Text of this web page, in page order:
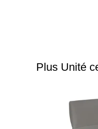
Plus Unité